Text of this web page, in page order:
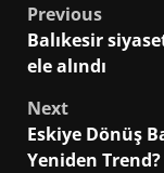
Post
navigation
Previous
Balıkesir
ele alındı
Next
Eskiye Dönüş
Yeniden Trend?